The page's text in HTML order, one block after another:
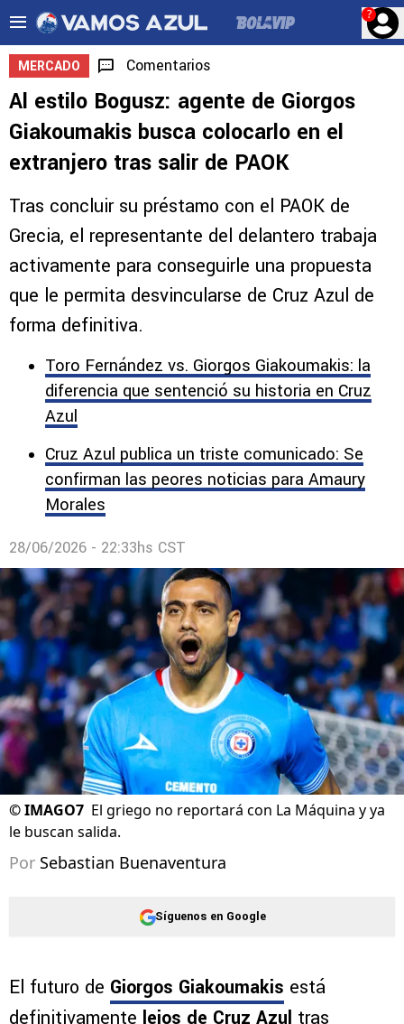
?
MERCADO Comentarios
Al estilo Bogusz: agente de Giorgos
Giakoumakis busca colocarlo en el
extranjero tras salir de PAOK
Tras concluir su préstamo con el PAOK de
Grecia, el representante del delantero trabaja
activamente para conseguirle una propuesta
que le permita desvincularse de Cruz Azul de
forma definitiva.
Toro Fernández vs. Giorgos Giakoumakis: la
diferencia que sentenció su historia en Cruz
Azul
Cruz Azul publica un triste comunicado: Se
confirman las peores noticias para Amaury
Morales
28/06/2026 - 22:33hs CST
©IMAGO7 El griego no reportará con La Máquina y ya
le buscan salida.
Por Sebastian Buenaventura
Síguenos en Google
El futuro de Giorgos Giakoumakis está
definitivamente lejos de Cruz Azul tras